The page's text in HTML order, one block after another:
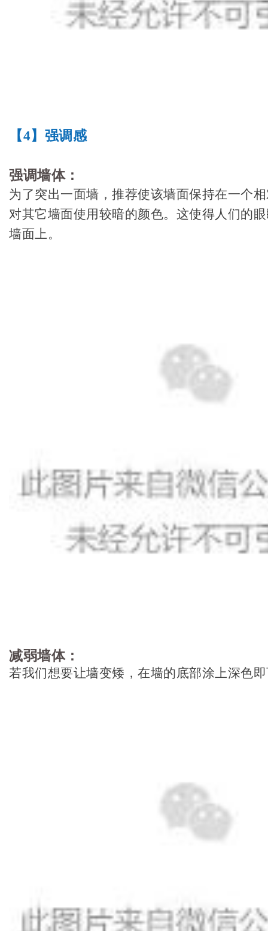
【4】 强调感
强调墙体：
为了突出一面墙，推荐使该墙面保持在一个
对其它墙面使用较暗的颜色。 这使得人们的
墙面上。
减弱墙体：
若我们想要让墙变矮，在墙的底部涂上深色